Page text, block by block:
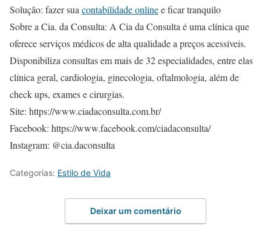
Solução: fazer suacontabilidade onlinee ficar tranquilo
Sobre a Cia. da Consulta: A Cia da Consulta é uma clínica que
oferece serviços médicos de alta qualidade a preços acessíveis.
Disponibiliza consultas em mais de 32 especialidades, entre elas
clínica geral, cardiologia, ginecologia, oftalmologia, além de
check ups, exames e cirurgias.
Site: https://www.ciadaconsulta.com.br/
Facebook: https://www.facebook.com/ciadaconsulta/
Instagram: @cia.daconsulta
Categorias: Estilo de Vida
Deixar um comentário